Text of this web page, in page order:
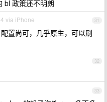
bl 政策还不明朗
31
via iPhone
置尚可，几乎原生，可以刷
32
33